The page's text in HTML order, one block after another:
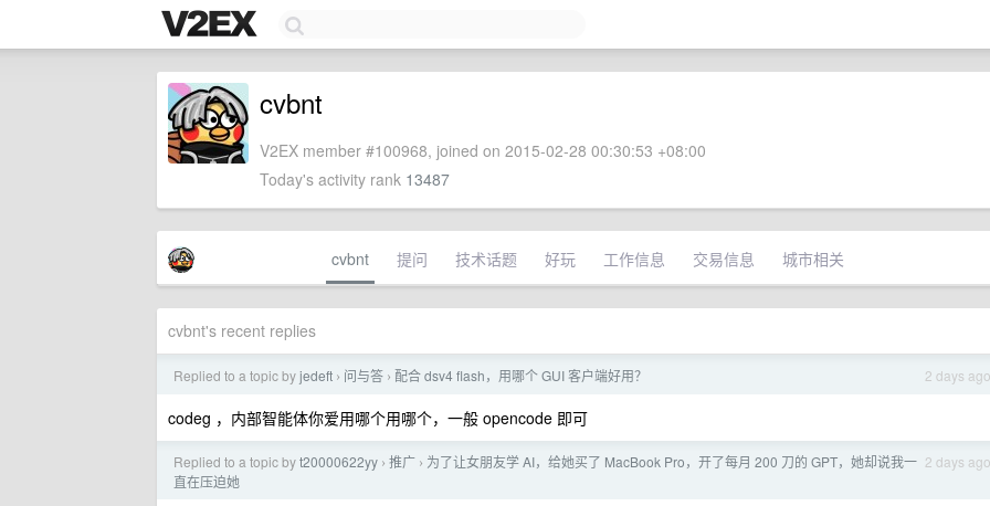
cvbnt
V2EX member #100968, joined on 2015-02-28 00:30:53 +08:00
Today's activity rank 13487
cvbnt 提问 技术话题 好玩 工作信息 交易信息 城市相关
cvbnt's recent replies
2 days ago
Replied to a topic byjedeft › 问与答 › 配合 dsv4 flash，用哪个 GUI 客户端好用？
codeg ，内部智能体你爱用哪个用哪个，一般 opencode 即可
2 days ago
Replied to a topic byt20000622yy › 推广 › 为了让女朋友学 AI，给她买了 MacBook Pro，开了每月 200 刀的 GPT，她却说我一
直在压迫她